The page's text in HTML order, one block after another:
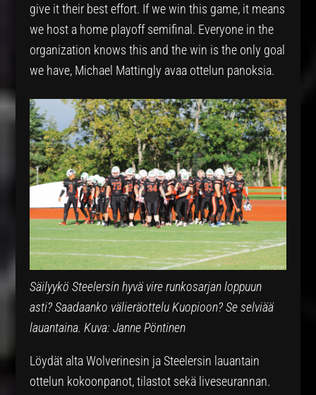
give it their best effort. If we win this game, it means
we host a home playoff semifinal. Everyone in the
organization knows this and the win is the only goal
we have, Michael Mattingly avaa ottelun panoksia.
Säilyykö Steelersin hyvä vire runkosarjan loppuun
asti? Saadaanko välieräottelu Kuopioon? Se selviää
lauantaina. Kuva: Janne Pöntinen
Löydät alta Wolverinesin ja Steelersin lauantain
ottelun kokoonpanot, tilastot sekä liveseurannan.